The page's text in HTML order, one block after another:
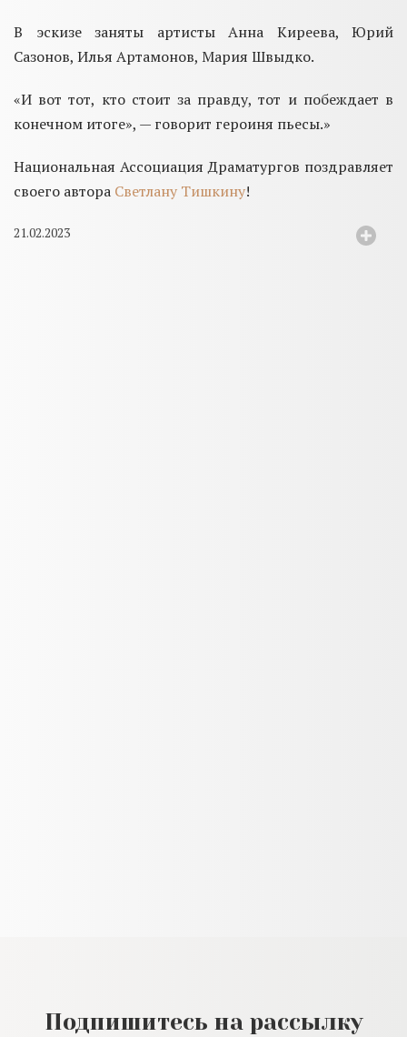
В эскизе заняты артисты Анна Киреева, Юрий
Сазонов, Илья Артамонов, Мария Швыдко.
«И вот тот, кто стоит за правду, тот и побеждает в
конечном итоге», — говорит героиня пьесы.»
Национальная Ассоциация Драматургов поздравляет
своего автора Светлану Тишкину!
21.02.2023
Подпишитесь на рассылку